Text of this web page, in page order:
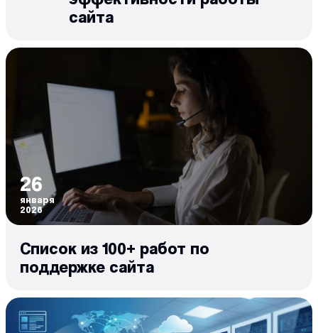
сайта
26
января
2026
Список из 100+ работ по
поддержке сайта